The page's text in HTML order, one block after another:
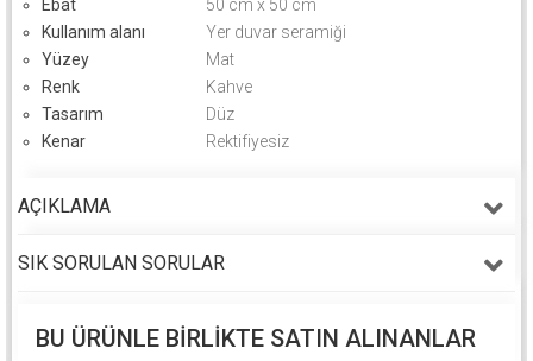
Ebat
50 cm x 50 cm
Kullanım alanı
Yer duvar seramiği
Yüzey
Mat
Renk
Kahve
Tasarım
Düz
Kenar
Rektifiyesiz
AÇIKLAMA
SIK SORULAN SORULAR
BU ÜRÜNLE BIRLIKTE SATIN ALINANLAR